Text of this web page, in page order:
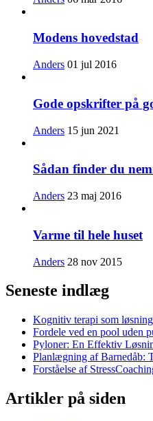
Modens hovedstad
Anders 01 jul 2016
Gode opskrifter på
Anders 15 jun 2021
Sådan finder du
Anders 23 maj 2016
Varme til hele huset
Anders 28 nov 2015
Seneste indlæg
Kognitiv terapi som løsning
Fordele ved en pool uden
Pyloner: En Effektiv
Planlægning af Barnedåb:
Forståelse af
Artikler på siden